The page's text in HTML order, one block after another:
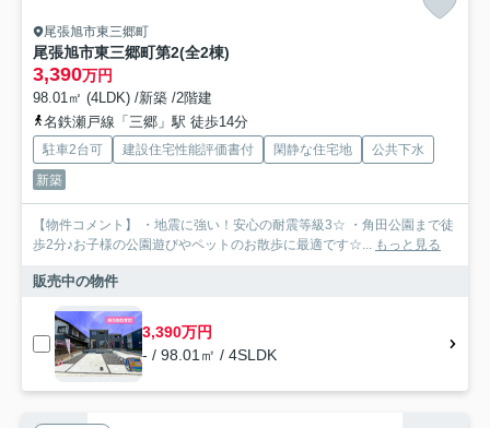
尾張旭市東三郷町
尾張旭市東三郷町第2(全2棟)
3,390万円
98.01㎡ (4LDK) /新築 /2階建
名鉄瀬戸線「三郷」駅 徒歩14分
駐車2台可 建設住宅性能評価書付 閑静な住宅地
公共下水
新築
【物件コメント】 ・地震に強い！安心の耐震等級3☆ ・角田公園まで徒
歩2分♪お子様の公園遊びやペットのお散歩に最適です☆... もっと見る
販売中の物件
3,390万円
- / 98.01㎡ / 4SLDK